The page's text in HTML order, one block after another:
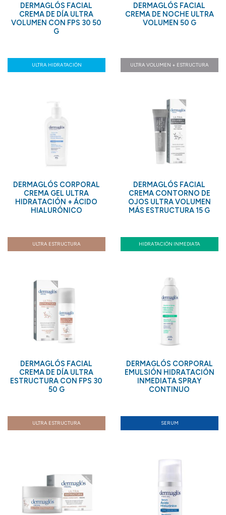
DERMAGLÓS FACIAL
CREMA DE DÍA ULTRA
VOLUMEN CON FPS 30 50
G
DERMAGLÓS FACIAL
CREMA DE NOCHE ULTRA
VOLUMEN 50 G
ULTRA HIDRATACIÓN
DERMAGLÓS CORPORAL
CREMA GEL ULTRA
HIDRATACIÓN + ÁCIDO
HIALURÓNICO
ULTRA VOLUMEN + ESTRUCTURA
DERMAGLÓS FACIAL
CREMA CONTORNO DE
OJOS ULTRA VOLUMEN
MÁS ESTRUCTURA 15 G
ULTRA ESTRUCTURA
DERMAGLÓS FACIAL
CREMA DE DÍA ULTRA
ESTRUCTURA CON FPS 30
50 G
HIDRATACIÓN INMEDIATA
DERMAGLÓS CORPORAL
EMULSIÓN HIDRATACIÓN
INMEDIATA SPRAY
CONTINUO
ULTRA ESTRUCTURA SERUM